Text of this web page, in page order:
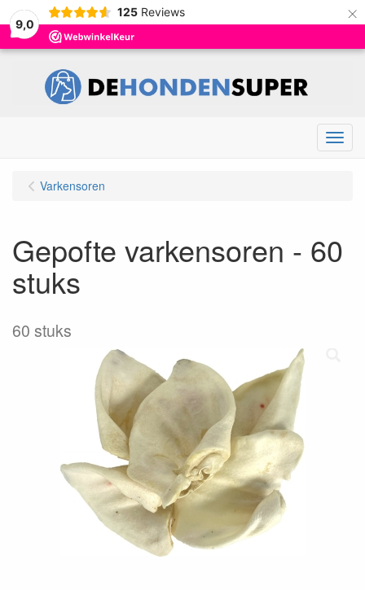
9,0
125 Reviews ×
Menu
Varkensoren
Gepofte varkensoren - 60
stuks
60 stuks